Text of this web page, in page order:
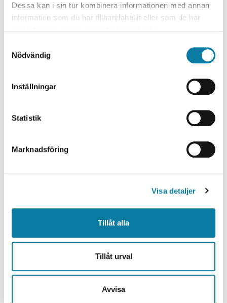
Dessa kan i sin tur kombinera informationen med annan
information som du har tillhandahållit eller som de har
Nödvändig
Inställningar
Statistik
Marknadsföring
Visa detaljer
Tillåt alla
Tillåt urval
Avvisa
Homografiska muséet, ett queer museum där som de
variation är nyckeln” höll i en workshop där deltagarna
berättade om museets idé och verksamhet samtidigt
som konstnären Mie Felth ständigt avbröt med sina
instruktioner till deltagarna i workshopen, som en
En mycket tankeväckande workshop handlade om
egenmakt och inkludering för migranter som excellent
och tankeväckande genomfördes av den migrantledda
organisationen Support Group Network.